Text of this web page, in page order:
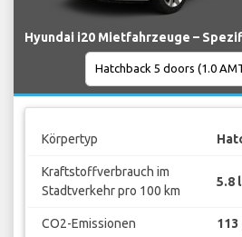
Hyundai i20 Mietfahrzeuge –
Körpertyp
Kraftstoffverbrauch im
Stadtverkehr pro 100 km
5.8 l
CO2-Emissionen